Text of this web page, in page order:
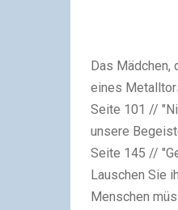
Das Mädchen,
eines
Seite 101 //
unsere
Seite 145 //
Lauschen Sie
Menschen